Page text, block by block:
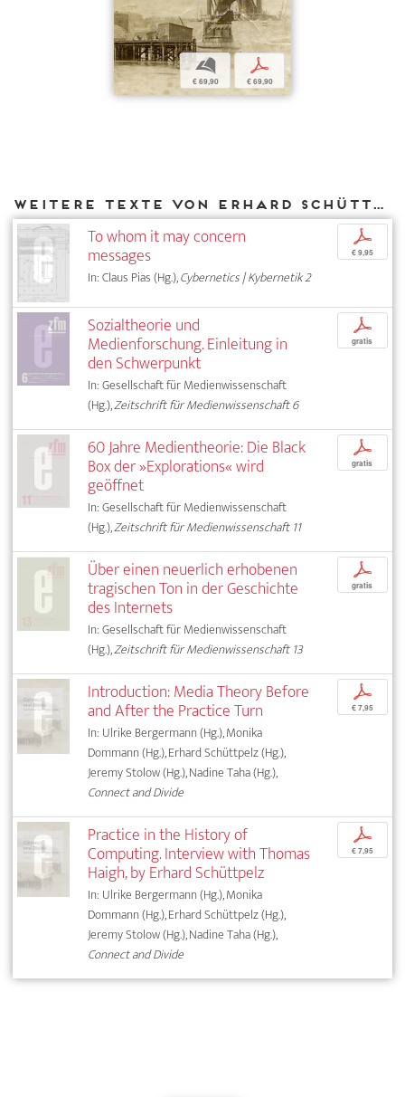
b
€ 69,90
p
€ 69,90
Weitere Texte von Erhard Schüttpelz bei DIAPHANES
To whom it may concern
messages
In: Claus Pias (Hg.),Cybernetics | Kybernetik 2
p
€ 9,95
Sozialtheorie und
Medienforschung. Einleitung in
den Schwerpunkt
In: Gesellschaft für Medienwissenschaft
(Hg.),Zeitschrift für Medienwissenschaft 6
p
gratis
60 Jahre Medientheorie: Die Black
Box der »Explorations« wird
geöffnet
In: Gesellschaft für Medienwissenschaft
(Hg.),Zeitschrift für Medienwissenschaft 11
p
gratis
Über einen neuerlich erhobenen
tragischen Ton in der Geschichte
des Internets
In: Gesellschaft für Medienwissenschaft
(Hg.),Zeitschrift für Medienwissenschaft 13
p
gratis
Introduction: Media Theory Before
and After the Practice Turn
In: Ulrike Bergermann (Hg.), Monika
Dommann (Hg.), Erhard Schüttpelz (Hg.),
Jeremy Stolow (Hg.), Nadine Taha (Hg.),
Connect and Divide
p
€ 7,95
Practice in the History of
Computing. Interview with Thomas
Haigh, by Erhard Schüttpelz
In: Ulrike Bergermann (Hg.), Monika
Dommann (Hg.), Erhard Schüttpelz (Hg.),
Jeremy Stolow (Hg.), Nadine Taha (Hg.),
Connect and Divide
p
€ 7,95